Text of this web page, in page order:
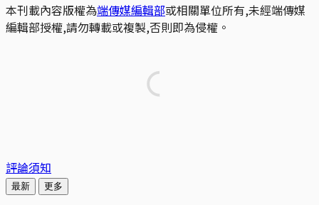
本刊載內容版權為端傳媒編輯部或相關單位所有,未經端傳媒
編輯部授權,請勿轉載或複製,否則即為侵權。
評論須知
最新 更多